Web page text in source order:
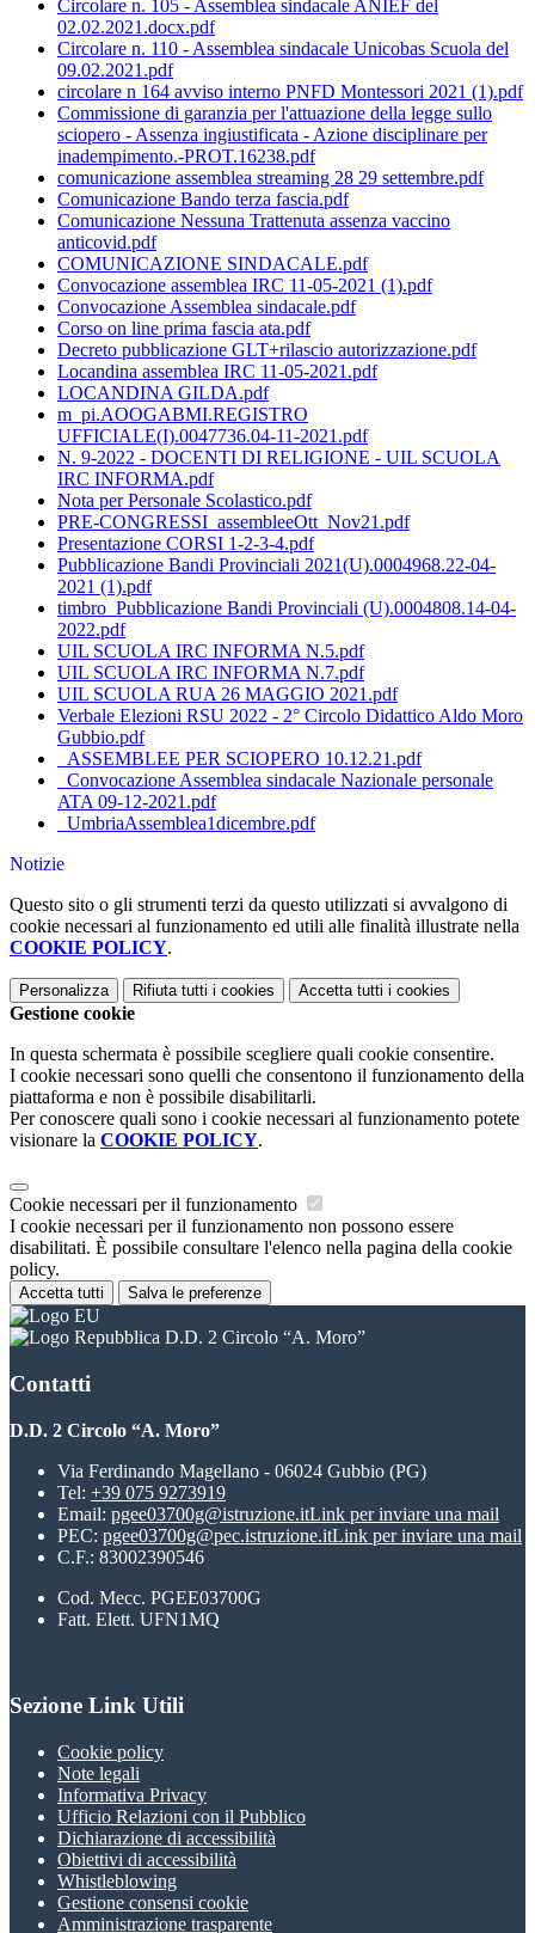
Circolare n. 105 - Assemblea sindacale ANIEF del
02.02.2021.docx.pdf
Circolare n. 110 - Assemblea sindacale Unicobas Scuola del
09.02.2021.pdf
circolare n 164 avviso interno PNFD Montessori 2021 (1).pdf
Commissione di garanzia per l'attuazione della legge sullo
sciopero - Assenza ingiustificata - Azione disciplinare per
inadempimento.-PROT.16238.pdf
comunicazione assemblea streaming 28 29 settembre.pdf
Comunicazione Bando terza fascia.pdf
Comunicazione Nessuna Trattenuta assenza vaccino
anticovid.pdf
COMUNICAZIONE SINDACALE.pdf
Convocazione assemblea IRC 11-05-2021 (1).pdf
Convocazione Assemblea sindacale.pdf
Corso on line prima fascia ata.pdf
Decreto pubblicazione GLT+rilascio autorizzazione.pdf
Locandina assemblea IRC 11-05-2021.pdf
LOCANDINA GILDA.pdf
m_pi.AOOGABMI.REGISTRO
UFFICIALE(I).0047736.04-11-2021.pdf
N. 9-2022 - DOCENTI DI RELIGIONE - UIL SCUOLA
IRC INFORMA.pdf
Nota per Personale Scolastico.pdf
PRE-CONGRESSI_assembleeOtt_Nov21.pdf
Presentazione CORSI 1-2-3-4.pdf
Pubblicazione Bandi Provinciali 2021(U).0004968.22-04-
2021 (1).pdf
timbro_Pubblicazione Bandi Provinciali (U).0004808.14-04-
2022.pdf
UIL SCUOLA IRC INFORMA N.5.pdf
UIL SCUOLA IRC INFORMA N.7.pdf
UIL SCUOLA RUA 26 MAGGIO 2021.pdf
Verbale Elezioni RSU 2022 - 2° Circolo Didattico Aldo Moro
Gubbio.pdf
_ASSEMBLEE PER SCIOPERO 10.12.21.pdf
_Convocazione Assemblea sindacale Nazionale personale
ATA 09-12-2021.pdf
_UmbriaAssemblea1dicembre.pdf
Notizie
Questo sito o gli strumenti terzi da questo utilizzati si avvalgono di
cookie necessari al funzionamento ed utili alle finalità illustrate nella
COOKIE POLICY.
Personalizza Rifiuta tutti i cookies Accetta tutti i cookies
Gestione cookie
In questa schermata è possibile scegliere quali cookie consentire.
I cookie necessari sono quelli che consentono il funzionamento della
piattaforma e non è possibile disabilitarli.
Per conoscere quali sono i cookie necessari al funzionamento potete
visionare la COOKIE POLICY.
Cookie necessari per il funzionamento
I cookie necessari per il funzionamento non possono essere
disabilitati. È possibile consultare l'elenco nella pagina della cookie
policy.
Accetta tutti Salva le preferenze
D.D. 2 Circolo “A. Moro”
Contatti
D.D. 2 Circolo “A. Moro”
Via Ferdinando Magellano - 06024 Gubbio (PG)
Tel: +39 075 9273919
Email: pgee03700g@istruzione.itLink per inviare una mail
PEC: pgee03700g@pec.istruzione.itLink per inviare una mail
C.F.: 83002390546
Cod. Mecc. PGEE03700G
Fatt. Elett. UFN1MQ
Sezione Link Utili
Cookie policy
Note legali
Informativa Privacy
Ufficio Relazioni con il Pubblico
Dichiarazione di accessibilità
Obiettivi di accessibilità
Whistleblowing
Gestione consensi cookie
Amministrazione trasparente